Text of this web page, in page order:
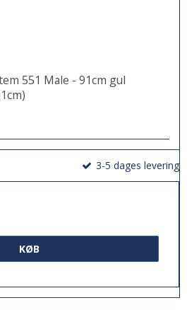
551 Male - 91cm gul
3-5 dages levering
KØB